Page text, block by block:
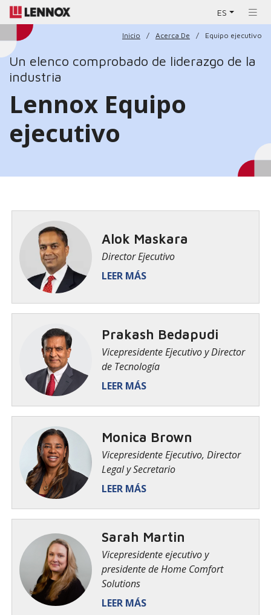
ES
Inicio Acerca De Equipo ejecutivo
Un elenco comprobado de liderazgo de la
industria
Lennox Equipo
ejecutivo
Alok Maskara
Director Ejecutivo
LEER MÁS
Prakash Bedapudi
Vicepresidente Ejecutivo y Director
de Tecnología
LEER MÁS
Monica Brown
Vicepresidente Ejecutivo, Director
Legal y Secretario
LEER MÁS
Sarah Martin
Vicepresidente ejecutivo y
presidente de Home Comfort
Solutions
LEER MÁS